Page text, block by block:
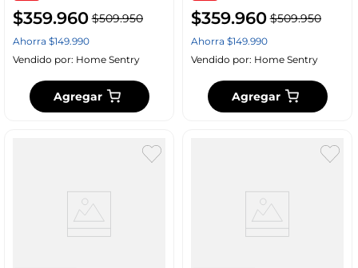
$359.960 $509.950
Ahorra $149.990
Vendido por: Home Sentry
Agregar
$359.960 $509.950
Ahorra $149.990
Vendido por: Home Sentry
Agregar